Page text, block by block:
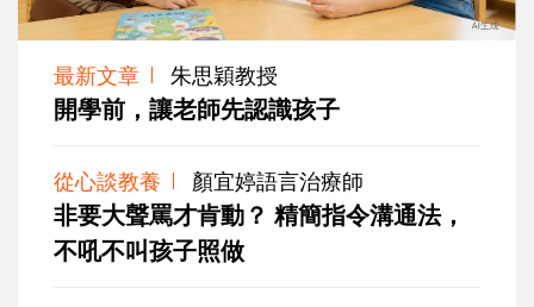
最新文章 朱思穎教授
開學前，讓老師先認識孩子
從心談教養 顏宜婷語言治療師
非要大聲罵才肯動？ 精簡指令溝通法，
不吼不叫孩子照做